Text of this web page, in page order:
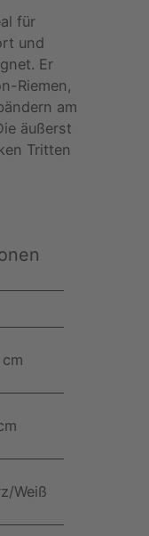
für
und
Er
Riemen,
am
äußerst
Tritten
Weiß